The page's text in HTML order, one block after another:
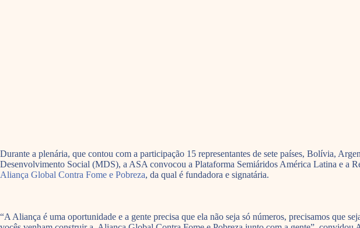
Durante a plenária, que contou com a participação 15 representantes de sete países, Bolívia,
Desenvolvimento Social (MDS), a ASA convocou a Plataforma Semiáridos América Latina e a
Aliança Global Contra Fome e Pobreza, da qual é fundadora e signatária.
“A Aliança é uma oportunidade e a gente precisa que ela não seja só números, precisamos que